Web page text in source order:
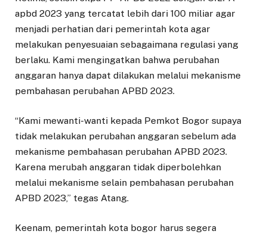
apbd 2023 yang tercatat lebih dari 100 miliar agar
menjadi perhatian dari pemerintah kota agar
melakukan penyesuaian sebagaimana regulasi yang
berlaku. Kami mengingatkan bahwa perubahan
anggaran hanya dapat dilakukan melalui mekanisme
pembahasan perubahan APBD 2023.
“Kami mewanti-wanti kepada Pemkot Bogor supaya
tidak melakukan perubahan anggaran sebelum ada
mekanisme pembahasan perubahan APBD 2023.
Karena merubah anggaran tidak diperbolehkan
melalui mekanisme selain pembahasan perubahan
APBD 2023,” tegas Atang.
Keenam, pemerintah kota bogor harus segera